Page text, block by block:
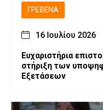
ΓΡΕΒΕΝΆ
16 Ιουλίου 2026
Ευχαριστήρια
στήριξη των
Εξετάσεων